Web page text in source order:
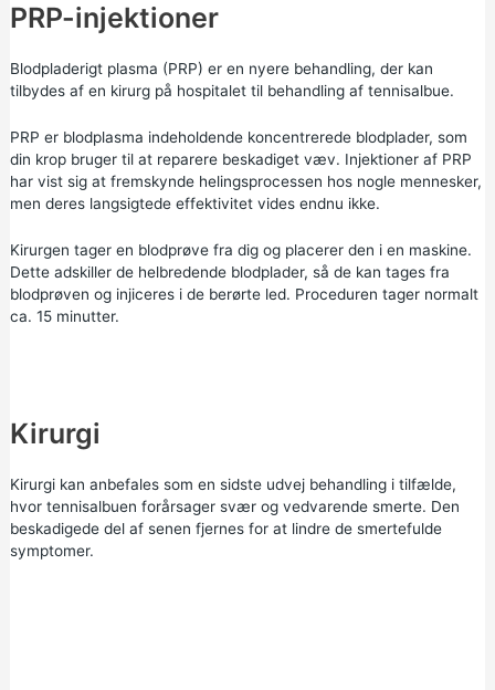
PRP-injektioner
Blodpladerigt plasma (PRP) er en nyere behandling, der kan
tilbydes af en kirurg på hospitalet til behandling af tennisalbue.
PRP er blodplasma indeholdende koncentrerede blodplader, som
din krop bruger til at reparere beskadiget væv. Injektioner af PRP
har vist sig at fremskynde helingsprocessen hos nogle mennesker,
men deres langsigtede effektivitet vides endnu ikke.
Kirurgen tager en blodprøve fra dig og placerer den i en maskine.
Dette adskiller de helbredende blodplader, så de kan tages fra
blodprøven og injiceres i de berørte led. Proceduren tager normalt
ca. 15 minutter.
Kirurgi
Kirurgi kan anbefales som en sidste udvej behandling i tilfælde,
hvor tennisalbuen forårsager svær og vedvarende smerte. Den
beskadigede del af senen fjernes for at lindre de smertefulde
symptomer.